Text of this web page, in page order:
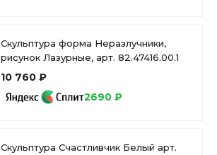
Скульптура форма Неразлучники,
рисунок Лазурные, арт. 82.47416.00.1
10 760 ₽
2690 ₽
Скульптура Счастливчик Белый арт.